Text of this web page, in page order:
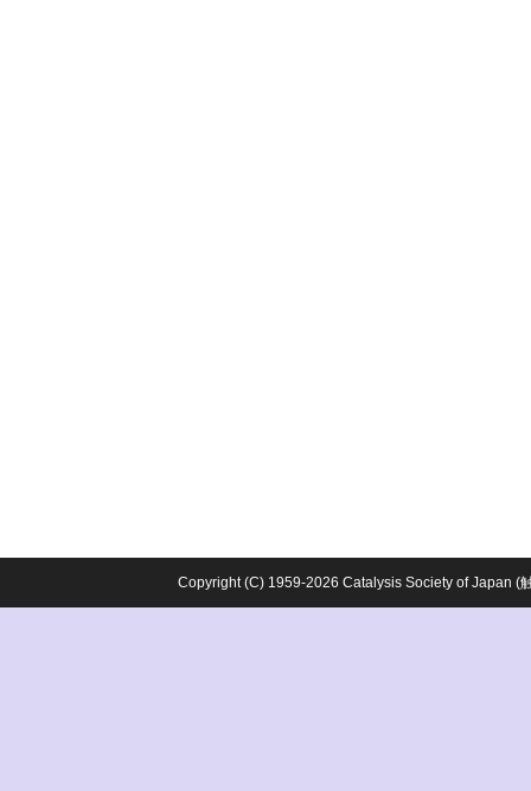
Copyright (C) 1959-2026 Catalysis Society of Japan (